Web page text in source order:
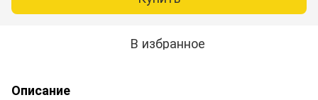
В избранное
Описание